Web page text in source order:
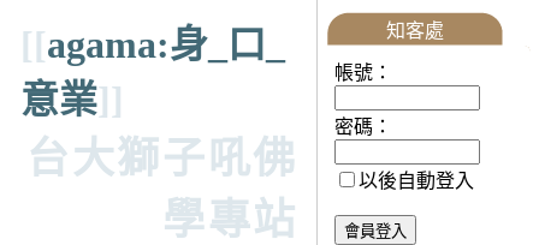
[[agama:身_口_
意業]]
台大獅子吼佛
學專站
知客處
帳號：
密碼：
以後自動登入